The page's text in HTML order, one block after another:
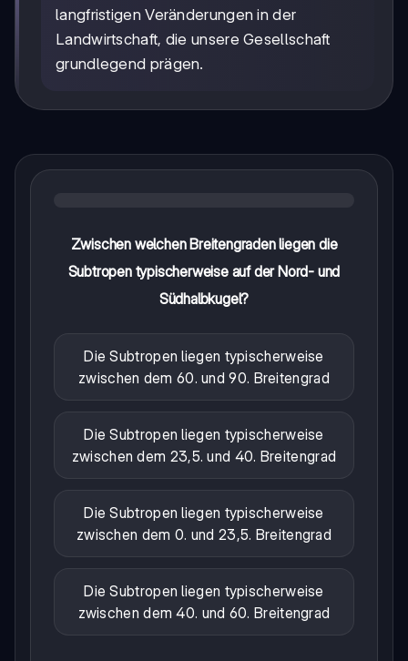
langfristigen Veränderungen in der
Landwirtschaft, die unsere Gesellschaft
grundlegend prägen.
Zwischen welchen Breitengraden liegen die
Subtropen typischerweise auf der Nord- und
Südhalbkugel?
Die Subtropen liegen typischerweise
zwischen dem 60. und 90. Breitengrad
Die Subtropen liegen typischerweise
zwischen dem 23,5. und 40. Breitengrad
Die Subtropen liegen typischerweise
zwischen dem 0. und 23,5. Breitengrad
Die Subtropen liegen typischerweise
zwischen dem 40. und 60. Breitengrad